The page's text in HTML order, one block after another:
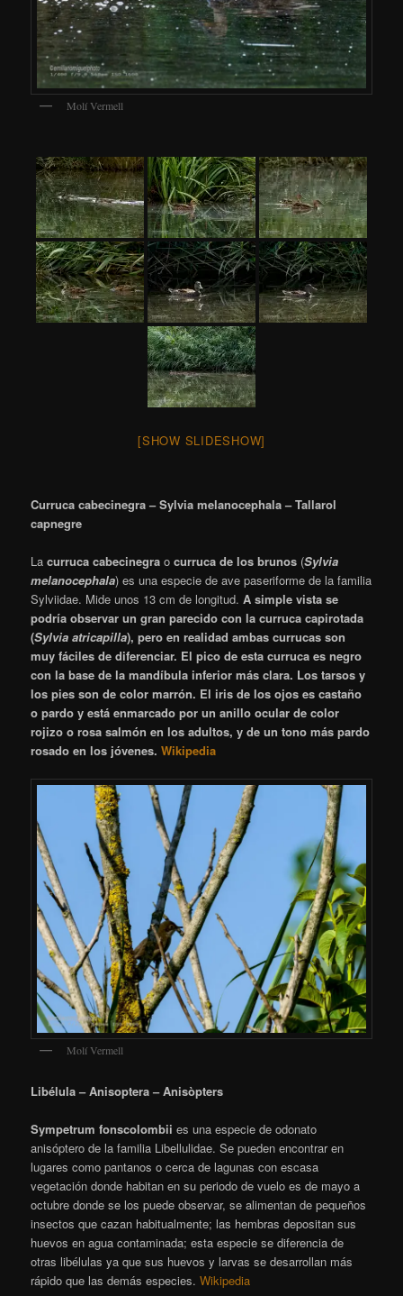
Molí Vermell
[SHOW SLIDESHOW]
Curruca cabecinegra – Sylvia melanocephala – Tallarol
capnegre
Lacurruca cabecinegra ocurruca de los brunos (Sylvia
melanocephala) es una especie de ave paseriforme de la familia
Sylviidae. Mide unos 13 cm de longitud. A simple vista se
podría observar un gran parecido con la curruca capirotada
(Sylvia atricapilla), pero en realidad ambas currucas son
muy fáciles de diferenciar. El pico de esta curruca es negro
con la base de la mandíbula inferior más clara. Los tarsos y
los pies son de color marrón. El iris de los ojos es castaño
o pardo y está enmarcado por un anillo ocular de color
rojizo o rosa salmón en los adultos, y de un tono más pardo
rosado en los jóvenes.Wikipedia
Molí Vermell
Libélula – Anisoptera – Anisòpters
Sympetrum fonscolombii es una especie de odonato
anisóptero de la familia Libellulidae. Se pueden encontrar en
lugares como pantanos o cerca de lagunas con escasa
vegetación donde habitan en su periodo de vuelo es de mayo a
octubre donde se los puede observar, se alimentan de pequeños
insectos que cazan habitualmente; las hembras depositan sus
huevos en agua contaminada; esta especie se diferencia de
otras libélulas ya que sus huevos y larvas se desarrollan más
rápido que las demás especies.Wikipedia